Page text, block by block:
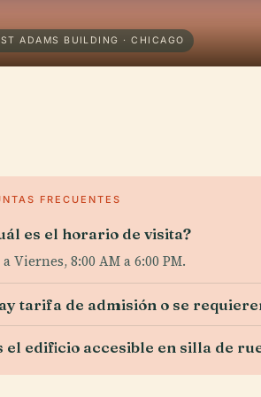
ADAMS BUILDING · CHICAGO
FRECUENTES
es el horario de visita?
Viernes, 8:00 AM a 6:00 PM.
tarifa de admisión o se
el edificio accesible en silla de